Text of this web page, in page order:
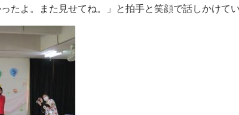
たよ。また見せてね。」と拍手と笑顔で話しかけてい